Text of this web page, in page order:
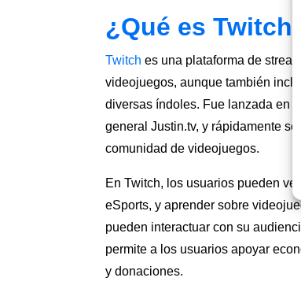
¿Qué es
Twitch es una plataforma de
videojuegos, aunque también
diversas índoles. Fue lanzada en
general Justin.tv, y rápidamente
comunidad de videojuegos.
En Twitch, los usuarios pueden
eSports, y aprender sobre
pueden interactuar con su
permite a los usuarios apoyar
y donaciones.